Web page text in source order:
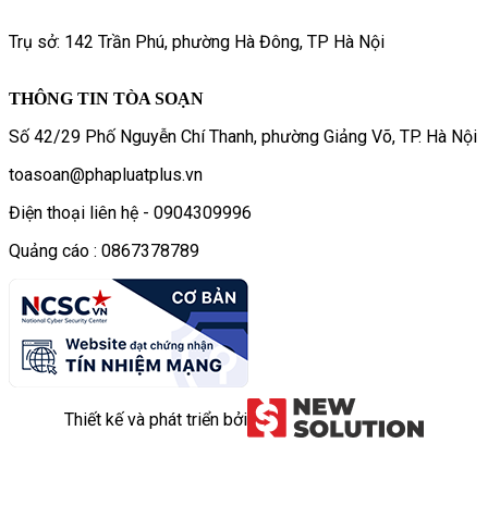
Trụ sở: 142 Trần Phú, phường Hà Đông, TP Hà Nội
THÔNG TIN TÒA SOẠN
Số 42/29 Phố Nguyễn Chí Thanh, phường Giảng Võ, TP. Hà Nội
toasoan@phapluatplus.vn
Điện thoại liên hệ - 0904309996
Quảng cáo : 0867378789
Thiết kế và phát triển bởi